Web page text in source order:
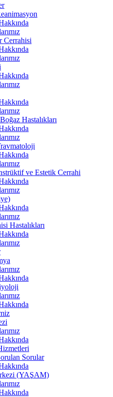
Cerrahisi
Hastalıkları
ve Estetik Cerrahi
Hastalıkları
Sorular
(YAŞAM)